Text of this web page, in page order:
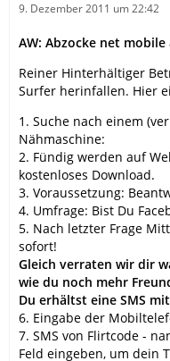
9. Dezember 2011 um 22:42
AW: Abzocke net mobile
Reiner Hinterhältiger
Surfer herinfallen. Hier
1. Suche nach einem
Nähmaschine:
2. Fündig werden auf
kostenloses Download.
3. Voraussetzung:
4. Umfrage: Bist Du
5. Nach letzter Frage
sofort!
Gleich verraten wir dir
wie du noch mehr
Du erhältst eine SMS
6. Eingabe der
7. SMS von Flirtcode -
Feld eingeben, um dein